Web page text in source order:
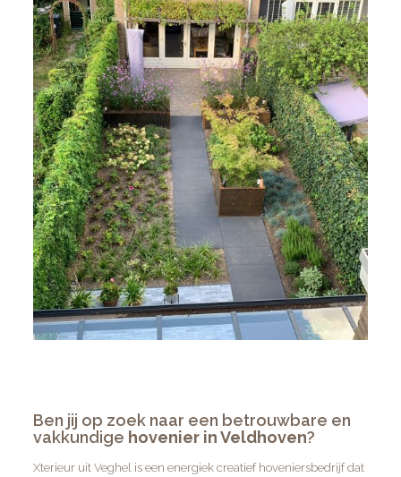
Ben jij op zoek naar een betrouwbare en
vakkundige hovenier in Veldhoven?
Xterieur uit Veghel is een energiek creatief hoveniersbedrijf dat